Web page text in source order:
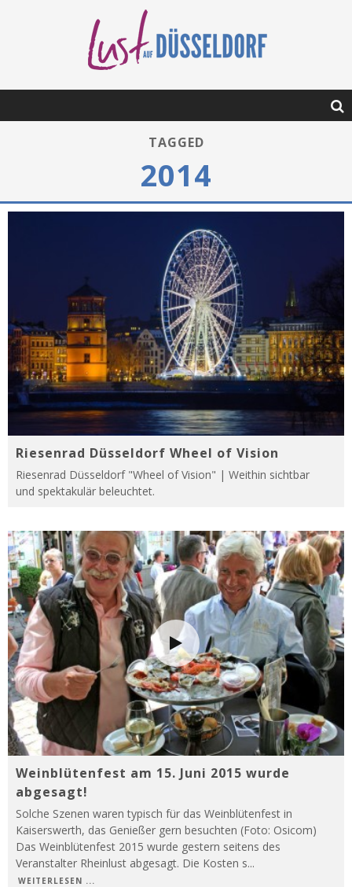
TAGGED
2014
Riesenrad Düsseldorf Wheel of Vision
Riesenrad Düsseldorf "Wheel of Vision" | Weithin sichtbar
und spektakulär beleuchtet.
Weinblütenfest am 15. Juni 2015 wurde
abgesagt!
Solche Szenen waren typisch für das Weinblütenfest in
Kaiserswerth, das Genießer gern besuchten (Foto: Osicom)
Das Weinblütenfest 2015 wurde gestern seitens des
Veranstalter Rheinlust abgesagt. Die Kosten s...
WEITERLESEN ...